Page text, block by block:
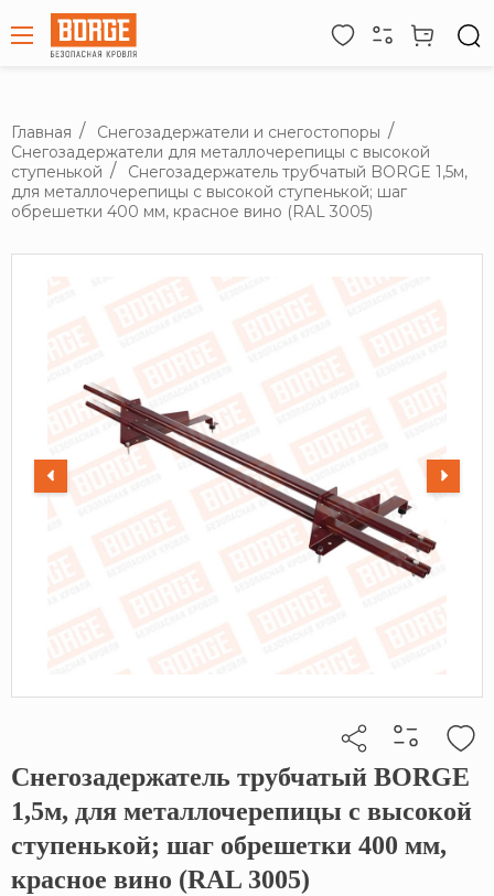
Главная
Снегозадержатели и снегостопоры
Снегозадержатели для металлочерепицы с высокой
ступенькой
Снегозадержатель трубчатый BORGE 1,5м,
для металлочерепицы с высокой ступенькой; шаг
обрешетки 400 мм, красное вино (RAL 3005)
Кликните, чтобы скопировать прямую ссылку
Снегозадержатель трубчатый BORGE
1,5м, для металлочерепицы с высокой
ступенькой; шаг обрешетки 400 мм,
красное вино (RAL 3005)